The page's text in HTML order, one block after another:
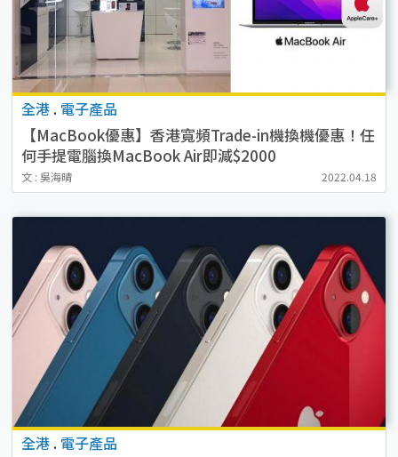
全港 . 電子產品
【MacBook優惠】香港寬頻Trade-in機換機優惠！任
何手提電腦換MacBook Air即減$2000
文 : 吳海晴 2022.04.18
全港 . 電子產品